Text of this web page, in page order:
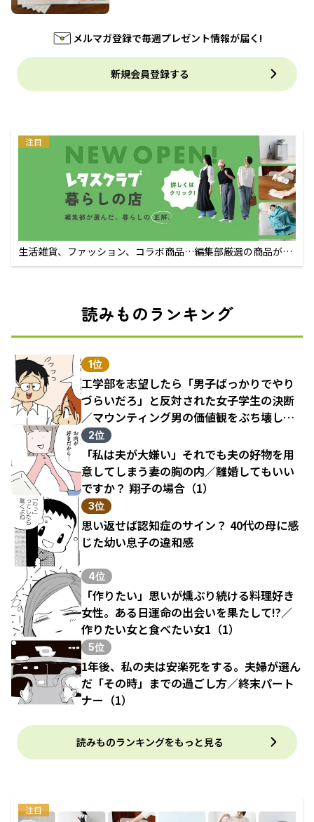
メルマガ登録で毎週プレゼント情報が届く!
新規会員登録する
注目
生活雑貨、ファッション、コラボ商品…編集部厳選の商品が買
えるECサイト
読みものランキング
1位
工学部を志望したら「男子ばっかりでやり
づらいだろ」と反対された女子学生の決断
／マウンティング男の価値観をぶち壊した
結果（1）
2位
「私は夫が大嫌い」それでも夫の好物を用
意してしまう妻の胸の内／離婚してもいい
ですか？ 翔子の場合（1）
3位
思い返せば認知症のサイン？ 40代の母に感
じた幼い息子の違和感
4位
「作りたい」思いが燻ぶり続ける料理好き
女性。ある日運命の出会いを果たして!?／
作りたい女と食べたい女1（1）
5位
1年後、私の夫は安楽死をする。夫婦が選ん
だ「その時」までの過ごし方／終末パート
ナー（1）
読みものランキングをもっと見る
注目